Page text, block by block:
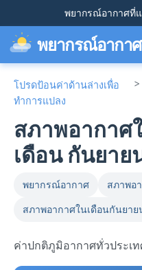
พยากรณ์อากาศที่
พยากรณ์อากา
โปรดป้อนค่าด้านล่างเพื่อ
ทำการแปลง
>
สภาพอากาศ
เดือน กันยาย
พยากรณ์อากาศ สภาพอ
สภาพอากาศในเดือนกันยาย
ค่าปกติภูมิอากาศทั่วประเท